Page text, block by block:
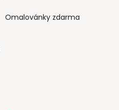
Omalovánky zdarma